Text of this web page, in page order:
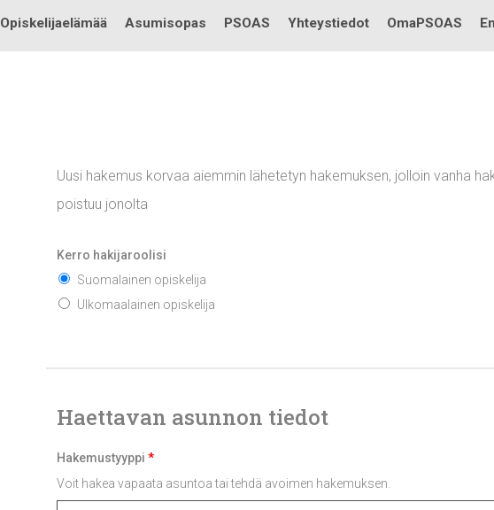
Testi
Opiskelijaelämää Asumisopas PSOAS Yhteystiedot OmaPSOAS
Uusi hakemus korvaa aiemmin lähetetyn hakemuksen, jolloin vanha
poistuu jonolta
Kerro hakijaroolisi
Suomalainen opiskelija
Ulkomaalainen opiskelija
Haettavan asunnon tiedot
Hakemustyyppi *
Voit hakea vapaata asuntoa tai tehdä avoimen hakemuksen.